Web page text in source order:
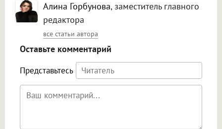
Алина Горбунова, заместитель главного
редактора
все статьи автора
Оставьте комментарий
Представьтесь